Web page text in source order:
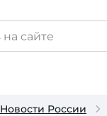
Новости России